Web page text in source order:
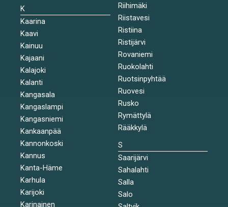
K
Kaarina
Kaavi
Kainuu
Kajaani
Kalajoki
Kalanti
Kangasala
Kangaslampi
Kangasniemi
Kankaanpää
Kannonkoski
Kannus
Kanta-Häme
Karhula
Karijoki
Karinainen
Riihimäki
Riistavesi
Ristiina
Ristijärvi
Rovaniemi
Ruokolahti
Ruotsinpyhtää
Ruovesi
Rusko
Rymättylä
Rääkkylä
S
Saarijärvi
Sahalahti
Salla
Salo